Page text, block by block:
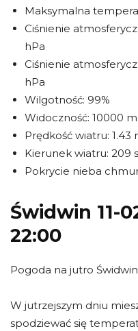
Maksymalna
Ciśnienie
hPa
Ciśnienie
hPa
Wilgotność: 99%
Widoczność: 10000
Prędkość wiatru: 1.43
Kierunek wiatru: 209
Pokrycie nieba
Świdwin 11-
22:00
Pogoda na jutro
W jutrzejszym dniu
spodziewać się